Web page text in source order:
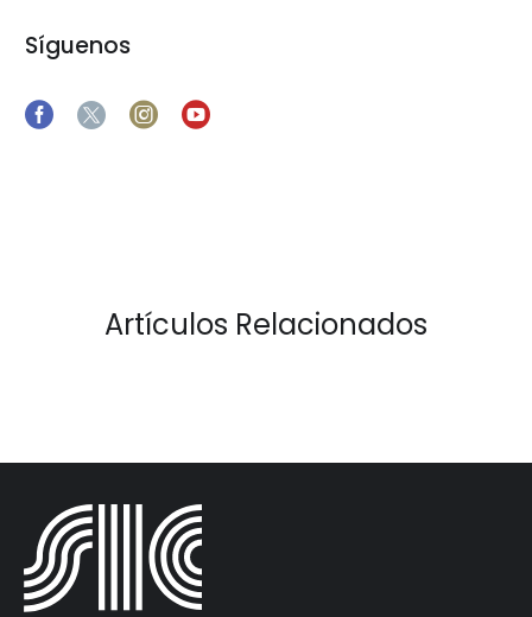
Síguenos
Artículos Relacionados